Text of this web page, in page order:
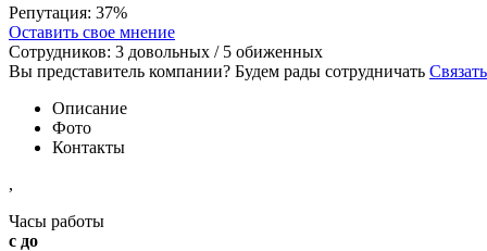
Репутация: 37%
Оставить свое мнение
Сотрудников: 3 довольных / 5 обиженных
Вы представитель компании? Будем рады сотрудничать
Описание
Фото
Контакты
,
Часы работы
с до